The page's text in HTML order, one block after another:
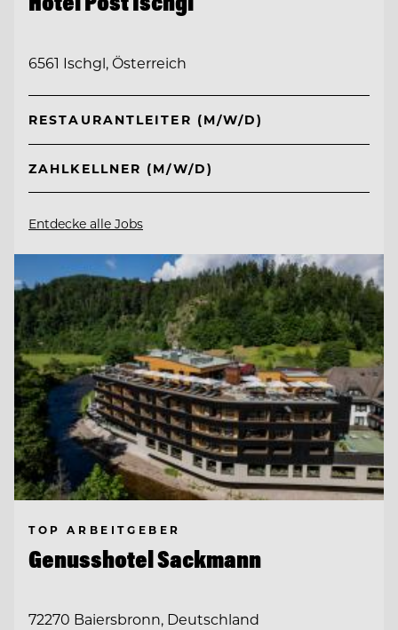
6561 Ischgl, Österreich
RESTAURANTLEITER (M/W/D)
ZAHLKELLNER (M/W/D)
Entdecke alle Jobs
TOP ARBEITGEBER
Genusshotel Sackmann
72270 Baiersbronn, Deutschland